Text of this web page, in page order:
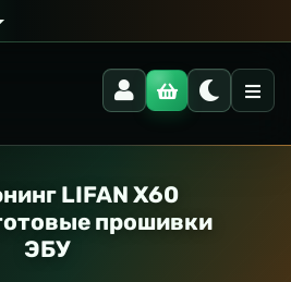
LIFAN X60
прошивки
ЭБУ